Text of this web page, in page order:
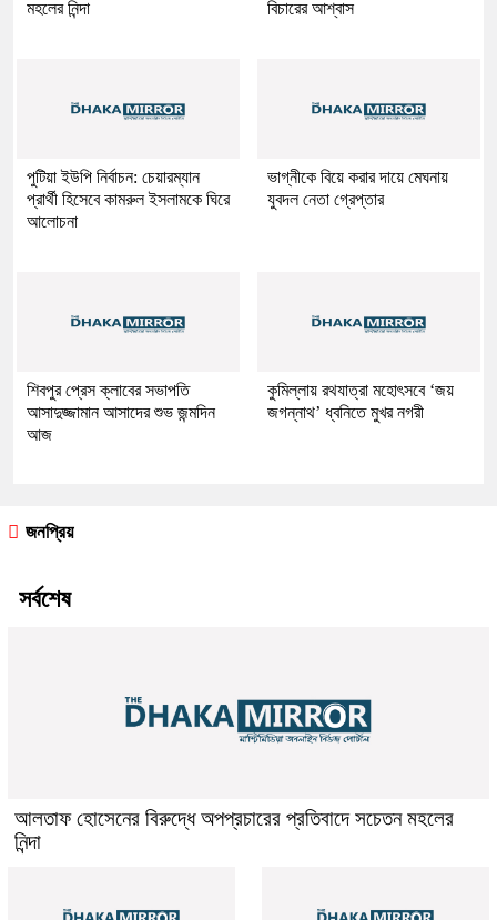
মহলের নিন্দা বিচারের আশ্বাস
পুটিয়া ইউপি নির্বাচন: চেয়ারম্যান
প্রার্থী হিসেবে কামরুল ইসলামকে ঘিরে
আলোচনা
ভাগ্নীকে বিয়ে করার দায়ে মেঘনায়
যুবদল নেতা গ্রেপ্তার
শিবপুর প্রেস ক্লাবের সভাপতি
আসাদুজ্জামান আসাদের শুভ জন্মদিন
আজ
কুমিল্লায় রথযাত্রা মহোৎসবে ‘জয়
জগন্নাথ’ ধ্বনিতে মুখর নগরী
জনপ্রিয়
সর্বশেষ
আলতাফ হোসেনের বিরুদ্ধে অপপ্রচারের প্রতিবাদে সচেতন মহলের
নিন্দা